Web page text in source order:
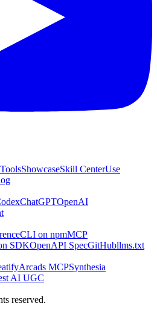
ShowcaseSkill CenterUse
ChatGPTOpenAI
CLI on npmMCP
SDKOpenAPI SpecGitHubllms.txt
Arcads MCPSynthesia
AI UGC
reserved.